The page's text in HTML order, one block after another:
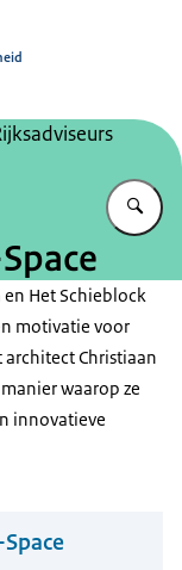
en Het Schieblock
motivatie voor
Christiaan
waarop ze
innovatieve